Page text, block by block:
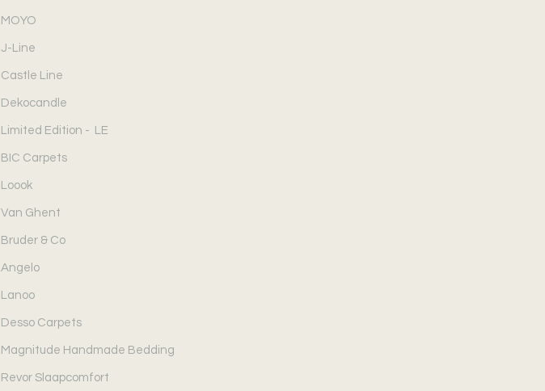
MOYO
J-Line
Castle Line
Dekocandle
Limited Edition - LE
BIC Carpets
Loook
Van Ghent
Bruder & Co
Angelo
Lanoo
Desso Carpets
Magnitude Handmade Bedding
Revor Slaapcomfort